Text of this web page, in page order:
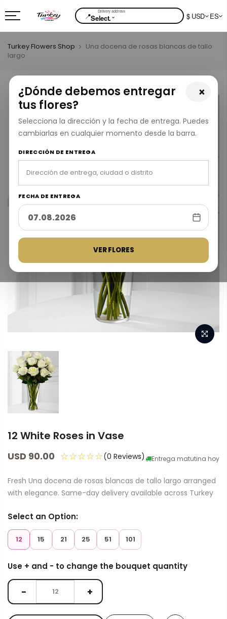
📍Select.⌄ $ USD ES
×
¿Dónde debemos entregar
tus flores?
Selecciona la dirección y la fecha de entrega. Puedes
cambiarlas en cualquier momento desde la barra.
DIRECCIÓN DE ENTREGA
FECHA DE ENTREGA
VER FLORES
Turkey Flowers Shop
Una docena de rosas blancas de tallo
largo
12 White Roses in Vase
USD 90.00 Entrega matutina hoy
☆☆☆☆☆(0 Reviews)
Fresh Una docena de rosas blancas de tallo largo arranged
with elegance. Same-day delivery available across Turkey
Select an Option:
12 15 21 25 51 101
Use + and - to change the bouquet quantity
− +